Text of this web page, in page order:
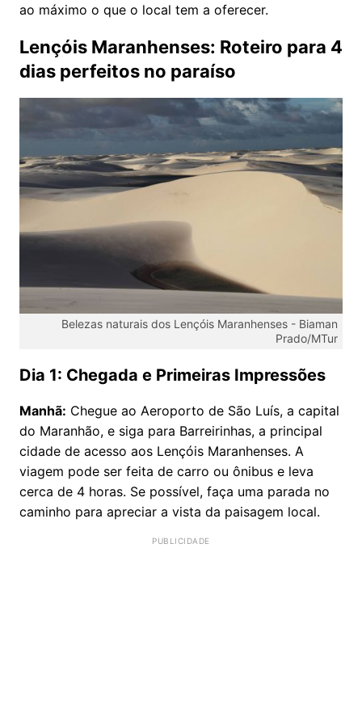
ao máximo o que o local tem a oferecer.
Lençóis Maranhenses: Roteiro para 4
dias perfeitos no paraíso
Belezas naturais dos Lençóis Maranhenses - Biaman
Prado/MTur
Dia 1: Chegada e Primeiras Impressões
Manhã: Chegue ao Aeroporto de São Luís, a capital
do Maranhão, e siga para Barreirinhas, a principal
cidade de acesso aos Lençóis Maranhenses. A
viagem pode ser feita de carro ou ônibus e leva
cerca de 4 horas. Se possível, faça uma parada no
caminho para apreciar a vista da paisagem local.